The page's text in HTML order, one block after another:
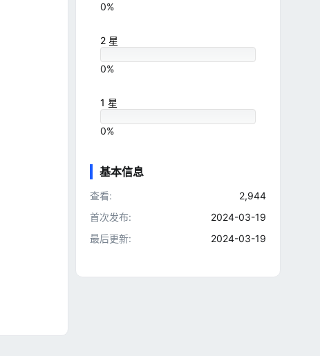
0%
2 星
0%
1 星
0%
基本信息
查看
2,944
首次发布
2024-03-19
最后更新
2024-03-19